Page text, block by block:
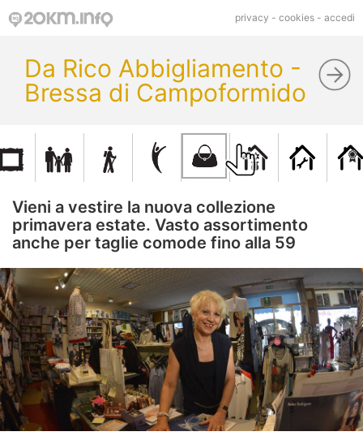
privacy - cookies - accedi
Da Rico Abbigliamento -
Bressa di Campoformido
Vieni a vestire la nuova collezione
primavera estate. Vasto assortimento
anche per taglie comode fino alla 59